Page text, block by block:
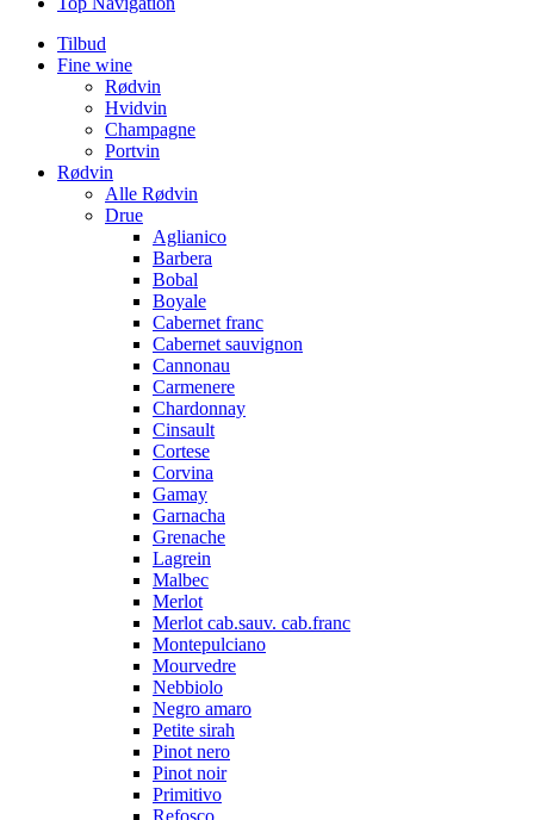
Tilbud
Fine wine
Rødvin
Hvidvin
Champagne
Portvin
Rødvin
Alle Rødvin
Drue
Aglianico
Barbera
Bobal
Boyale
Cabernet franc
Cabernet sauvignon
Cannonau
Carmenere
Chardonnay
Cinsault
Cortese
Corvina
Gamay
Garnacha
Grenache
Lagrein
Malbec
Merlot
Merlot cab.sauv. cab.franc
Montepulciano
Mourvedre
Nebbiolo
Negro amaro
Petite sirah
Pinot nero
Pinot noir
Primitivo
Refosco